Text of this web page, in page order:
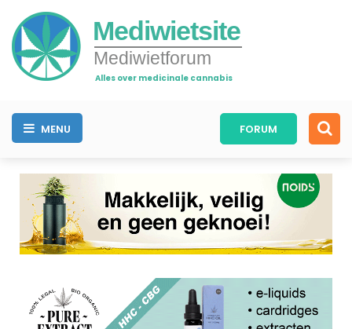
Mediwietsite
Mediwietforum
Alles over medicinale cannabis
MENU FORUM